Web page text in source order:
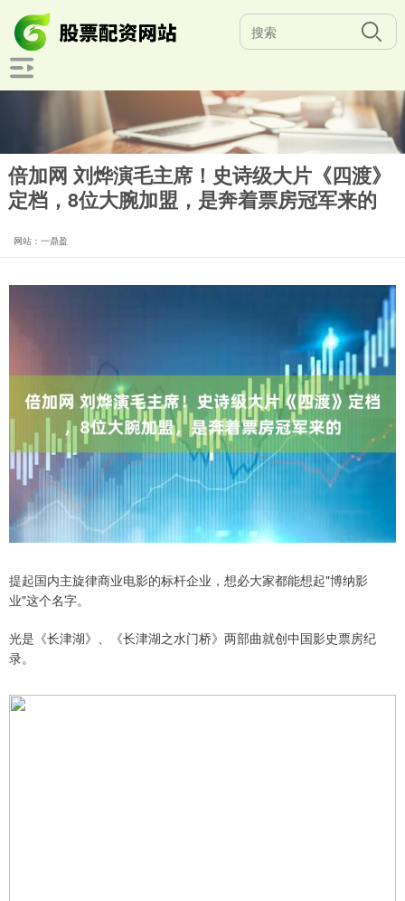
倍加网 刘烨演毛主席！史诗级大片《四渡》
定档，8位大腕加盟，是奔着票房冠军来的
网站：一鼎盈
提起国内主旋律商业电影的标杆企业，想必大家都能想起"博纳影
业"这个名字。
光是《长津湖》、《长津湖之水门桥》两部曲就创中国影史票房纪
录。